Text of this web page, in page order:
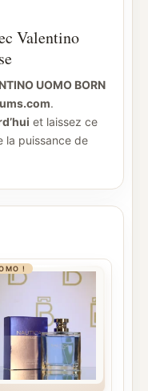
Valentino
UOMO BORN
.
et laissez ce
la puissance de
!